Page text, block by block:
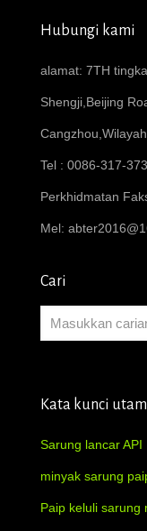
Hubungi kami
alamat: 7TH
Shengji,Beijing
Tel : 0086-317-
Perkhidmatan
Mel:
Cari
Kata kunci
Sarung lancar API
minyak sarung
Paip keluli sarung